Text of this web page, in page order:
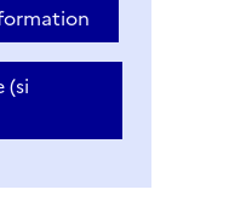
(si